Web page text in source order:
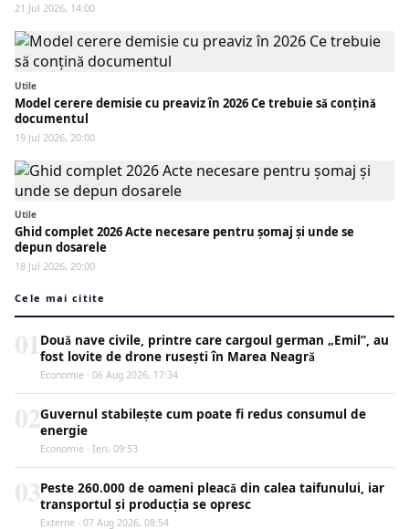
21 Jul 2026, 14:00
Utile
Model cerere demisie cu preaviz în 2026 Ce trebuie să conțină
documentul
19 Jul 2026, 20:00
Utile
Ghid complet 2026 Acte necesare pentru șomaj și unde se
depun dosarele
18 Jul 2026, 20:00
Cele mai citite
Două nave civile, printre care cargoul german „Emil”, au
fost lovite de drone rusești în Marea Neagră
Economie · 06 Aug 2026, 17:34
Guvernul stabilește cum poate fi redus consumul de
energie
Economie · Ieri, 09:53
Peste 260.000 de oameni pleacă din calea taifunului, iar
transportul și producția se opresc
Externe · 07 Aug 2026, 08:54